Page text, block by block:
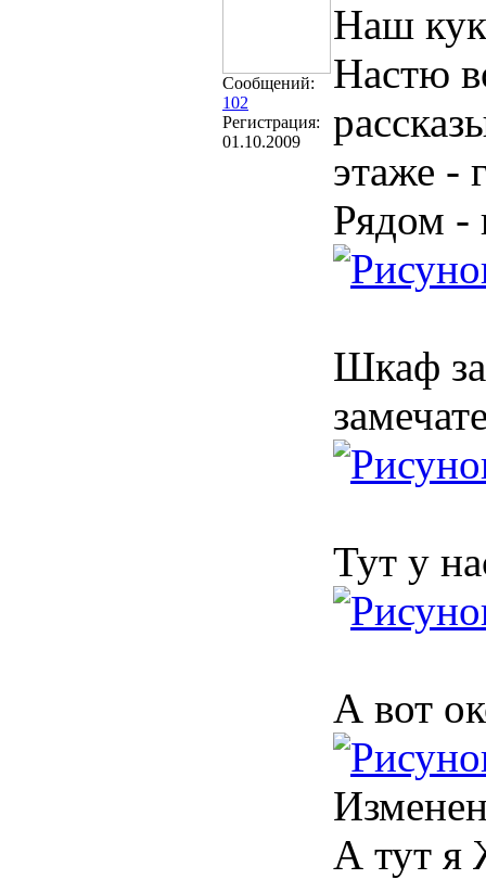
Сообщений:
102
Регистрация:
01.10.2009
Наш
Настю
этаже -
Рядом -
Шкаф
Тут у
А вот
А тут